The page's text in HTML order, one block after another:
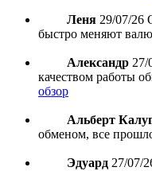
Леня 29/07/26
быстро меняют
Александр 27/
качеством работы
обзор
Альберт
обменом, все
Эдуард 27/07/